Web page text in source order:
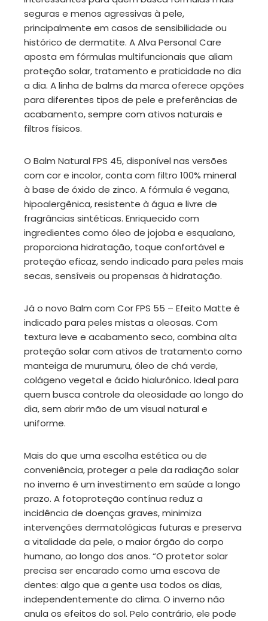
seguras e menos agressivas à pele,
principalmente em casos de sensibilidade ou
histórico de dermatite. A Alva Personal Care
aposta em fórmulas multifuncionais que aliam
proteção solar, tratamento e praticidade no dia
a dia. A linha de balms da marca oferece opções
para diferentes tipos de pele e preferências de
acabamento, sempre com ativos naturais e
filtros físicos.
O Balm Natural FPS 45, disponível nas versões
com cor e incolor, conta com filtro 100% mineral
à base de óxido de zinco. A fórmula é vegana,
hipoalergênica, resistente à água e livre de
fragrâncias sintéticas. Enriquecido com
ingredientes como óleo de jojoba e esqualano,
proporciona hidratação, toque confortável e
proteção eficaz, sendo indicado para peles mais
secas, sensíveis ou propensas à hidratação.
Já o novo Balm com Cor FPS 55 – Efeito Matte é
indicado para peles mistas a oleosas. Com
textura leve e acabamento seco, combina alta
proteção solar com ativos de tratamento como
manteiga de murumuru, óleo de chá verde,
colágeno vegetal e ácido hialurônico. Ideal para
quem busca controle da oleosidade ao longo do
dia, sem abrir mão de um visual natural e
uniforme.
Mais do que uma escolha estética ou de
conveniência, proteger a pele da radiação solar
no inverno é um investimento em saúde a longo
prazo. A fotoproteção contínua reduz a
incidência de doenças graves, minimiza
intervenções dermatológicas futuras e preserva
a vitalidade da pele, o maior órgão do corpo
humano, ao longo dos anos. “O protetor solar
precisa ser encarado como uma escova de
dentes: algo que a gente usa todos os dias,
independentemente do clima. O inverno não
anula os efeitos do sol. Pelo contrário, ele pode